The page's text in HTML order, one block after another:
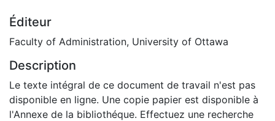
Éditeur
Faculty of Administration, University of Ottawa
Description
Le texte intégral de ce document de travail n'est pas
disponible en ligne. Une copie papier est disponible à
l'Annexe de la bibliothéque. Effectuez une recherche